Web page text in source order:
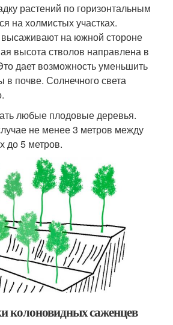
растений по горизонтальным
на холмистых участках.
на южной стороне
высота стволов направлена в
дает возможность уменьшить
в почве. Солнечного света
любые плодовые деревья.
не менее 3 метров между
до 5 метров.
колоновидных саженцев